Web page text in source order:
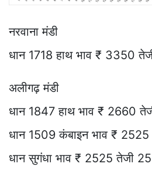
नरवाना मंडी
धान 1718 हाथ भाव ₹ 3350
अलीगढ़ मंडी
धान 1847 हाथ भाव ₹ 2660
धान 1509 कंबाइन भाव ₹ 2525
धान सुगंधा भाव ₹ 2525 तेजी 25